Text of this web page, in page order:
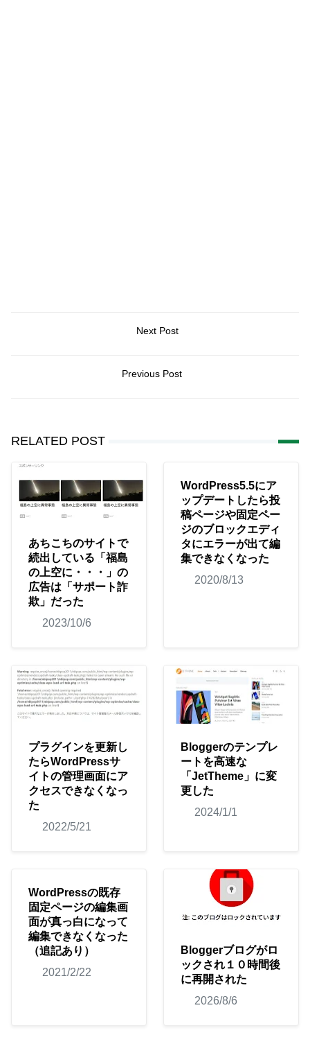
Next Post
Previous Post
RELATED POST
あちこちのサイトで
続出している「福島
の上空に・・・」の
広告は「サポート詐
欺」だった
2023/10/6
WordPress5.5にア
ップデートしたら投
稿ページや固定ペー
ジのブロックエディ
タにエラーが出て編
集できなくなった
2020/8/13
プラグインを更新し
たらWordPressサ
イトの管理画面にア
クセスできなくなっ
た
2022/5/21
Bloggerのテンプレ
ートを高速な
「JetTheme」に変
更した
2024/1/1
WordPressの既存
固定ページの編集画
面が真っ白になって
編集できなくなった
（追記あり）
2021/2/22
Bloggerブログがロ
ックされ１０時間後
に再開された
2026/8/6